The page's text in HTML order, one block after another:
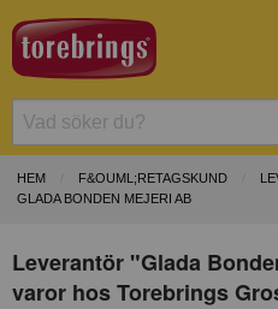
HEM F&OUML;RETAGSKUND
GLADA BONDEN MEJERI AB
Leverantör "Glada
varor hos Torebrings